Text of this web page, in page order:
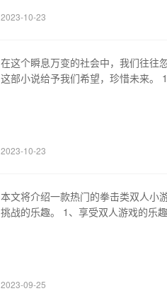
2023-10-23
在这个瞬息万变的社会中，我们往往
这部小说给予我们希望，珍惜未来。
2023-10-23
本文将介绍一款热门的拳击类双人
挑战的乐趣。 1、享受双人游戏的乐
2023-09-25